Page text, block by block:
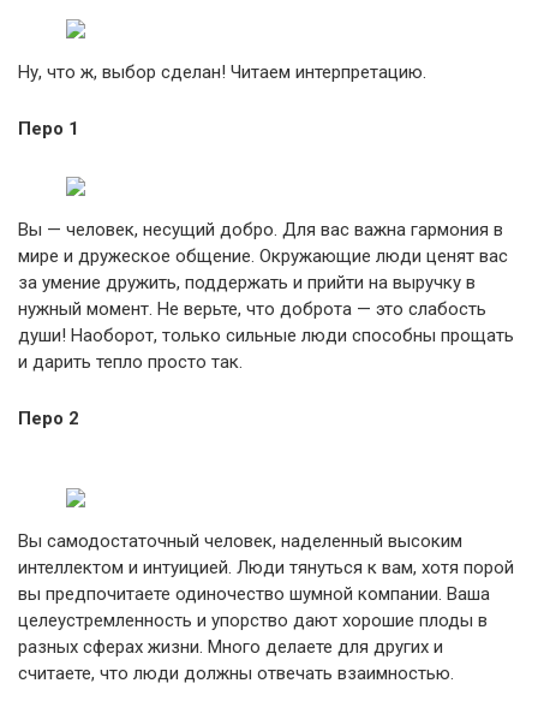
Ну, что ж, выбор сделан! Читаем интерпретацию.
Перо 1
Вы — человек, несущий добро. Для вас важна гармония в
мире и дружеское общение. Окружающие люди ценят вас
за умение дружить, поддержать и прийти на выручку в
нужный момент. Не верьте, что доброта — это слабость
души! Наоборот, только сильные люди способны прощать
и дарить тепло просто так.
Перо 2
Вы самодостаточный человек, наделенный высоким
интеллектом и интуицией. Люди тянуться к вам, хотя порой
вы предпочитаете одиночество шумной компании. Ваша
целеустремленность и упорство дают хорошие плоды в
разных сферах жизни. Много делаете для других и
считаете, что люди должны отвечать взаимностью.